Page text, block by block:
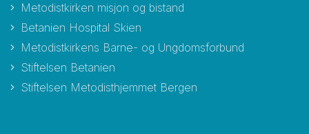
Metodistkirken misjon og bistand
Betanien Hospital Skien
Metodistkirkens Barne- og Ungdomsforbund
Stiftelsen Betanien
Stiftelsen Metodisthjemmet Bergen